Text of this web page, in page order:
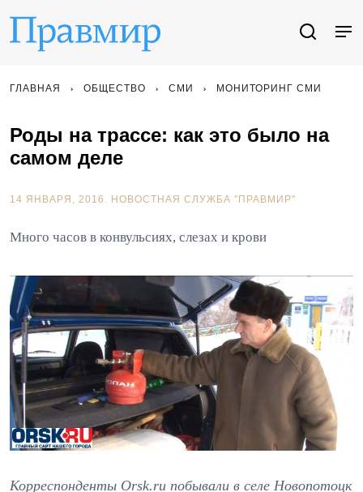
ГЛАВНАЯ ОБЩЕСТВО СМИ МОНИТОРИНГ СМИ
Роды на трассе: как это было на
самом деле
14 ЯНВАРЯ, 2016. НОВОСТНАЯ СЛУЖБА "ПРАВМИР"
Много часов в конвульсиях, слезах и крови
Корреспонденты Orsk.ru побывали в селе Новопотоцк